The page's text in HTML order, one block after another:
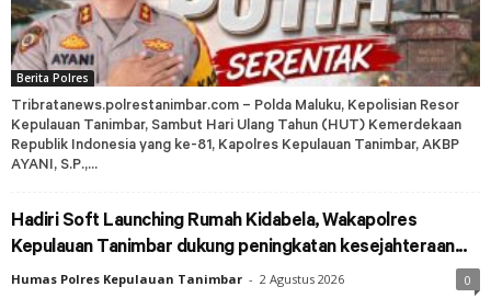
Berita Polres
Tribratanews.polrestanimbar.com – Polda Maluku, Kepolisian Resor
Kepulauan Tanimbar, Sambut Hari Ulang Tahun (HUT) Kemerdekaan
Republik Indonesia yang ke-81, Kapolres Kepulauan Tanimbar, AKBP
AYANI, S.P.,...
Hadiri Soft Launching Rumah Kidabela, Wakapolres
Kepulauan Tanimbar dukung peningkatan kesejahteraan...
Humas Polres Kepulauan Tanimbar - 2 Agustus 2026 0